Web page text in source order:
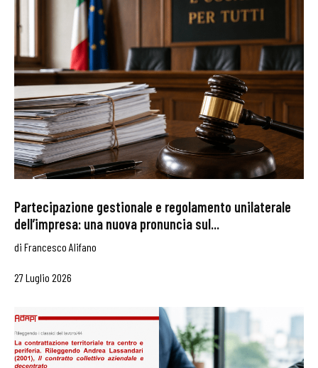
Partecipazione gestionale e regolamento unilaterale
dell’impresa: una nuova pronuncia sul...
di Francesco Alifano
27 Luglio 2026